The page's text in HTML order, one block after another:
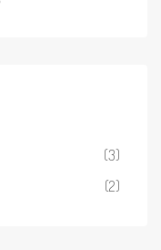
(3)
(2)